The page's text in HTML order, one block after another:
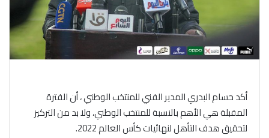
أكد حسام البدري المدير الفني للمنتخب الوطني ، أن الفترة
المقبلة هي الأهم بالنسبة للمنتخب الوطني، ولا بد من التركيز
لتحقيق هدف التأهل لنهائيات كأس العالم 2022.